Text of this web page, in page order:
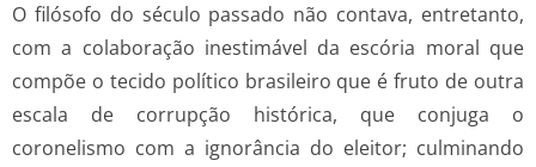
O filósofo do século passado não contava, entretanto,
com a colaboração inestimável da escória moral que
compõe o tecido político brasileiro que é fruto de outra
escala de corrupção histórica, que conjuga o
coronelismo com a ignorância do eleitor; culminando